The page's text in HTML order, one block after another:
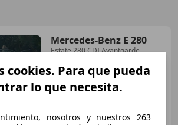
Mercedes-Benz E 280
Estate 280 CDI Avantgarde
€ 6.600
Sin
cookies. Para que pueda
lo que necesita.
nosotros y nuestros 263